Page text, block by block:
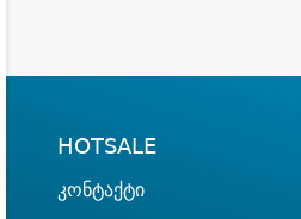
HOTSALE
კონტაქტი